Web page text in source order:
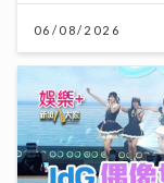
06/08/2026